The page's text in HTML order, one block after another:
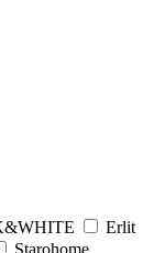
Erlit
Starohome